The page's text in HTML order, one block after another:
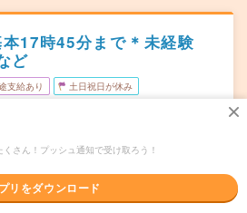
本17時45分まで＊未経験
ど
支給あり 土日祝日が休み
徒歩3分
休み ＃週3日以上在宅
さん！プッシュ通知で受け取ろう！
リをダウンロード